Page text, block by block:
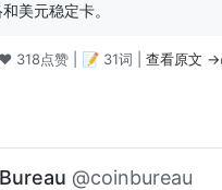
美元稳定卡。
318点赞 | 📝 31词 | 查看原文 →
@coinbureau